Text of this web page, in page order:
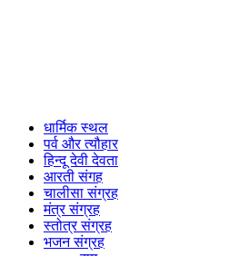
धार्मिक स्थल
पर्व और त्यौहार
हिन्दू देवी देवता
आरती संगह
चालीसा संग्रह
मंत्र संग्रह
स्तोत्र संग्रह
भजन संग्रह